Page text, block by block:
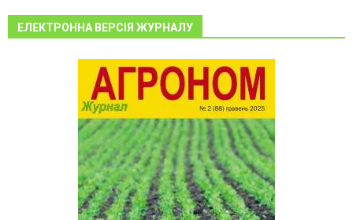
ЕЛЕКТРОННА ВЕРСІЯ ЖУРНАЛУ